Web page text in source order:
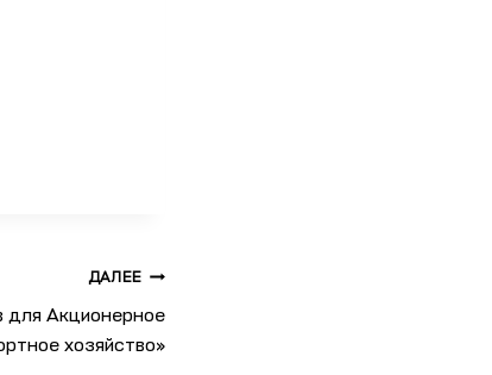
ДАЛЕЕ
для Акционерное
хозяйство»